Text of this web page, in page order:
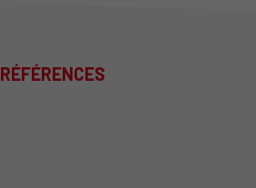
RÉFÉRENCES